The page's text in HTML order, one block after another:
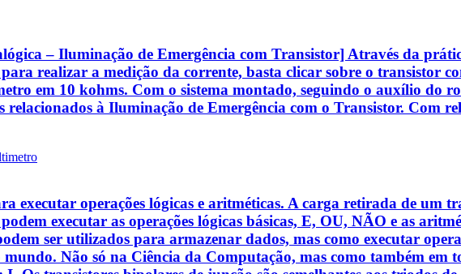
– Iluminação de Emergência com Transistor] Através da
realizar a medição da corrente, basta clicar sobre o transistor
em 10 kohms. Com o sistema montado, seguindo o auxílio do
relacionados à Iluminação de Emergência com o Transistor. Com
executar operações lógicas e aritméticas. A carga retirada de
executar as operações lógicas básicas, E, OU, NÃO e as
ser utilizados para armazenar dados, mas como executar
Não só na Ciência da Computação, mas como também em